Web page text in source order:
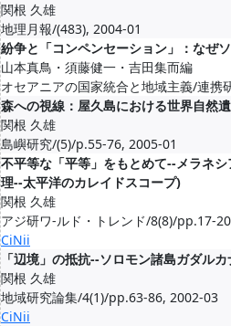
関根 久雄
地理月報/(483), 2004-01
紛争と「コンペンセーション」：なぜ
山本真鳥・須藤健一・吉田集而編
オセアニアの国家統合と地域主義/連
森への視線：屋久島における世界自然
関根 久雄
島嶼研究/(5)/p.55-76, 2005-01
不平等な「平等」をもとめて--メラネ
理--太平洋のカレイドスコープ)
関根 久雄
アジ研ワ-ルド・トレンド/8(8)/pp.17-
CiNii
「辺境」の抵抗--ソロモン諸島ガダル
関根 久雄
地域研究論集/4(1)/pp.63-86, 2002-03
CiNii